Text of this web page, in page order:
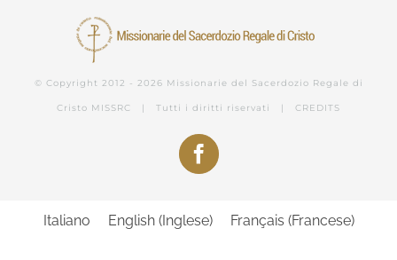
© Copyright 2012 - 2026 Missionarie del Sacerdozio Regale di
Cristo MISSRC | Tutti i diritti riservati | CREDITS
Facebook
Italiano English(Inglese) Français (Francese)